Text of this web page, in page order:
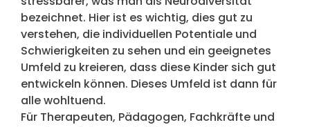
bezeichnet. Hier ist es wichtig, dies gut zu
verstehen, die individuellen Potentiale und
Schwierigkeiten zu sehen und ein geeignetes
Umfeld zu kreieren, dass diese Kinder sich gut
entwickeln können. Dieses Umfeld ist dann für
alle wohltuend.
Für Therapeuten, Pädagogen, Fachkräfte und